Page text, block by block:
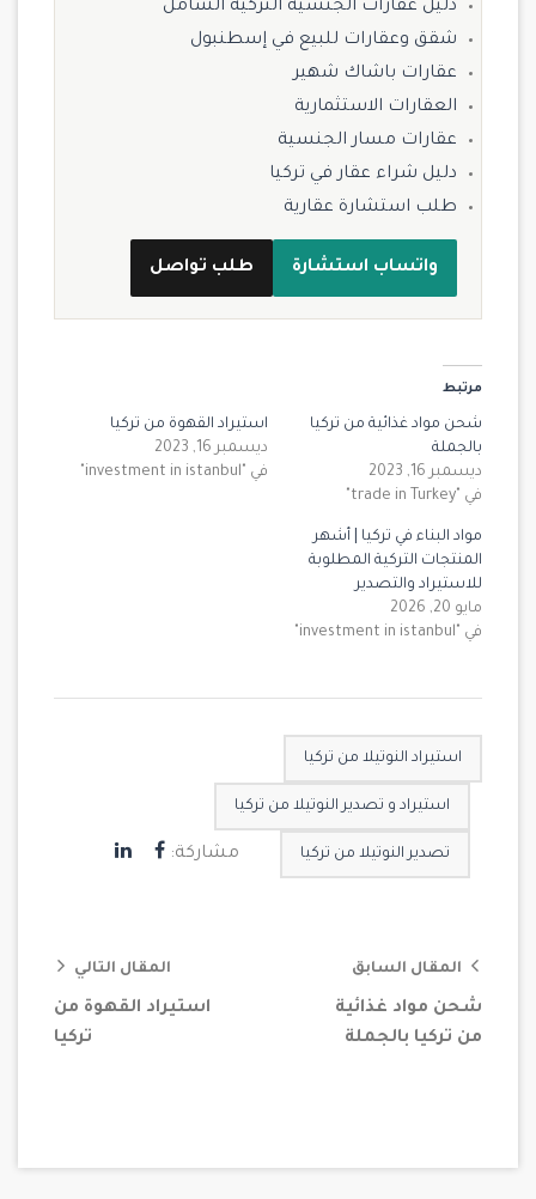
دليل عقارات الجنسية التركية الشامل
شقق وعقارات للبيع في إسطنبول
عقارات باشاك شهير
العقارات الاستثمارية
عقارات مسار الجنسية
دليل شراء عقار في تركيا
طلب استشارة عقارية
واتساب استشارة طلب تواصل
مرتبط
شحن مواد غذائية من تركيا
بالجملة
ديسمبر 16, 2023
في "trade in Turkey"
استيراد القهوة من تركيا
ديسمبر 16, 2023
في "investment in istanbul"
مواد البناء في تركيا | أشهر
المنتجات التركية المطلوبة
للاستيراد والتصدير
مايو 20, 2026
في "investment in istanbul"
استيراد النوتيلا من تركيا
استيراد و تصدير النوتيلا من تركيا
تصدير النوتيلا من تركيا مشاركة:
المقال السابق
شحن مواد غذائية
من تركيا بالجملة
المقال التالي
استيراد القهوة من
تركيا